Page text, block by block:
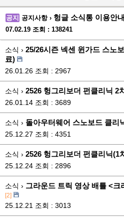
공지 공지사항 › 헝글 소식통 이용안내
07.02.19 조회 : 138241
소식 › 25/26시즌 넥센 윈가드 스노
료)
26.01.26 조회 : 2967
소식 › 2526 헝그리보더 펀클리닉 2
26.01.14 조회 : 3689
소식 › 돌아우터웨어 스노보드 클리
25.12.27 조회 : 4351
소식 › 2526 헝그리보더 펀클리닉(1
25.12.24 조회 : 2896
소식 › 그라운드 트릭 영상 배틀 <
[2]
25.12.21 조회 : 3013